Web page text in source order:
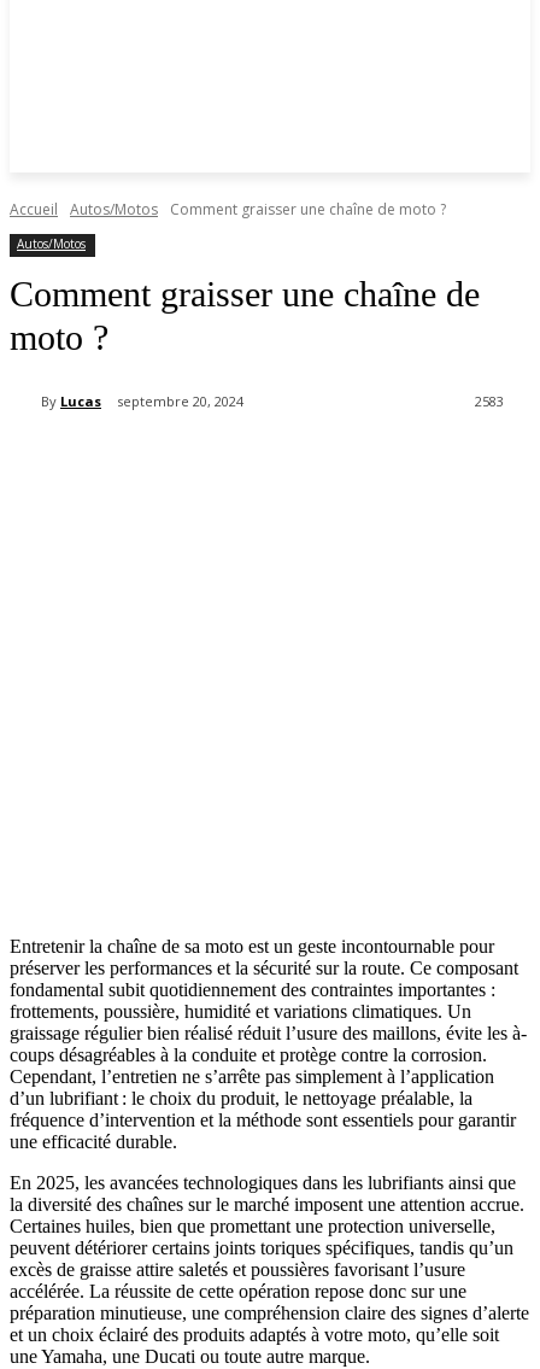
Accueil Autos/Motos Comment graisser une chaîne de moto ?
Autos/Motos
Comment graisser une chaîne de
moto ?
By Lucas septembre 20, 2024 2583
Entretenir la chaîne de sa moto est un geste incontournable pour
préserver les performances et la sécurité sur la route. Ce composant
fondamental subit quotidiennement des contraintes importantes :
frottements, poussière, humidité et variations climatiques. Un
graissage régulier bien réalisé réduit l’usure des maillons, évite les à-
coups désagréables à la conduite et protège contre la corrosion.
Cependant, l’entretien ne s’arrête pas simplement à l’application
d’un lubrifiant : le choix du produit, le nettoyage préalable, la
fréquence d’intervention et la méthode sont essentiels pour garantir
une efficacité durable.
En 2025, les avancées technologiques dans les lubrifiants ainsi que
la diversité des chaînes sur le marché imposent une attention accrue.
Certaines huiles, bien que promettant une protection universelle,
peuvent détériorer certains joints toriques spécifiques, tandis qu’un
excès de graisse attire saletés et poussières favorisant l’usure
accélérée. La réussite de cette opération repose donc sur une
préparation minutieuse, une compréhension claire des signes d’alerte
et un choix éclairé des produits adaptés à votre moto, qu’elle soit
une Yamaha, une Ducati ou toute autre marque.